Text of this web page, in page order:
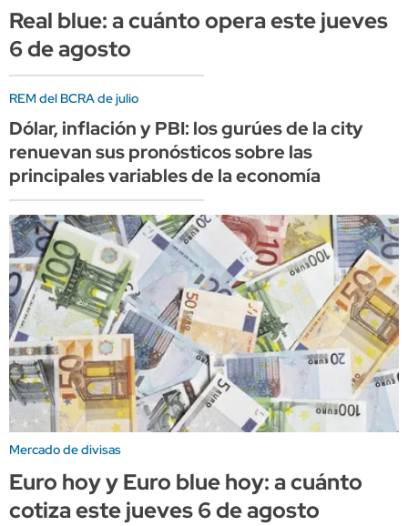
Real blue: a cuánto opera este jueves
6 de agosto
REM del BCRA de julio
Dólar, inflación y PBI: los gurúes de la city
renuevan sus pronósticos sobre las
principales variables de la economía
Mercado de divisas
Euro hoy y Euro blue hoy: a cuánto
cotiza este jueves 6 de agosto